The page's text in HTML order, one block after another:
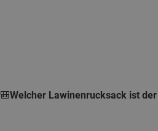
🎒Welcher Lawinenrucksack ist